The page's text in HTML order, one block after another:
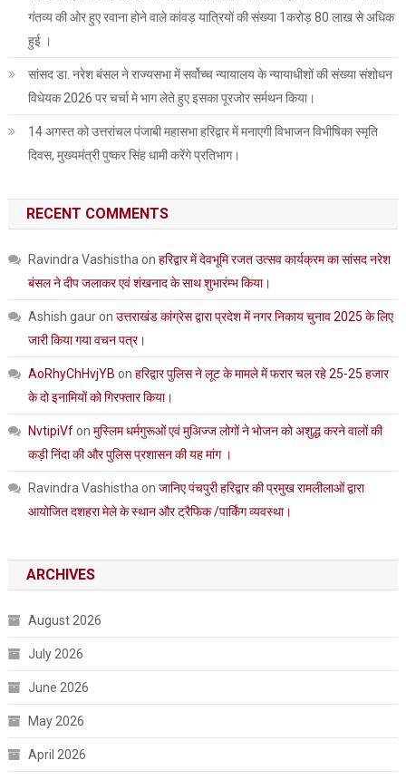
गंतव्य की ओर हुए रवाना होने वाले कांवड़ यात्रियों की संख्या 1करोड़ 80 लाख से अधिक
हुई ।
सांसद डा. नरेश बंसल ने राज्यसभा में सर्वोच्च न्यायालय के न्यायाधीशों की संख्या संशोधन
विधेयक 2026 पर चर्चा मे भाग लेते हुए इसका पूरजोर सर्मथन किया।
14 अगस्त को उत्तरांचल पंजाबी महासभा हरिद्वार में मनाएगी विभाजन विभीषिका स्मृति
दिवस, मुख्यमंत्री पुष्कर सिंह धामी करेंगे प्रतिभाग।
RECENT COMMENTS
Ravindra Vashistha on हरिद्वार में देवभूमि रजत उत्सव कार्यक्रम का सांसद नरेश
बंसल ने दीप जलाकर एवं शंखनाद के साथ शुभारंम्भ किया।
Ashish gauron उत्तराखंड कांग्रेस द्वारा प्रदेश में नगर निकाय चुनाव 2025 के लिए
जारी किया गया वचन पत्र।
AoRhyChHvjYB on हरिद्वार पुलिस ने लूट के मामले में फरार चल रहे 25-25 हजार
के दो इनामियों को गिरफ्तार किया।
NvtipiVfon मुस्लिम धर्मगुरूओं एवं मुअिज्ज लोगों ने भोजन को अशुद्ध करने वालों की
कड़ी निंदा की और पुलिस प्रशासन की यह मांग ।
Ravindra Vashistha on जानिए पंचपुरी हरिद्वार की प्रमुख रामलीलाओं द्वारा
आयोजित दशहरा मेले के स्थान और ट्रैफिक /पार्किंग व्यवस्था।
ARCHIVES
August 2026
July 2026
June 2026
May 2026
April 2026